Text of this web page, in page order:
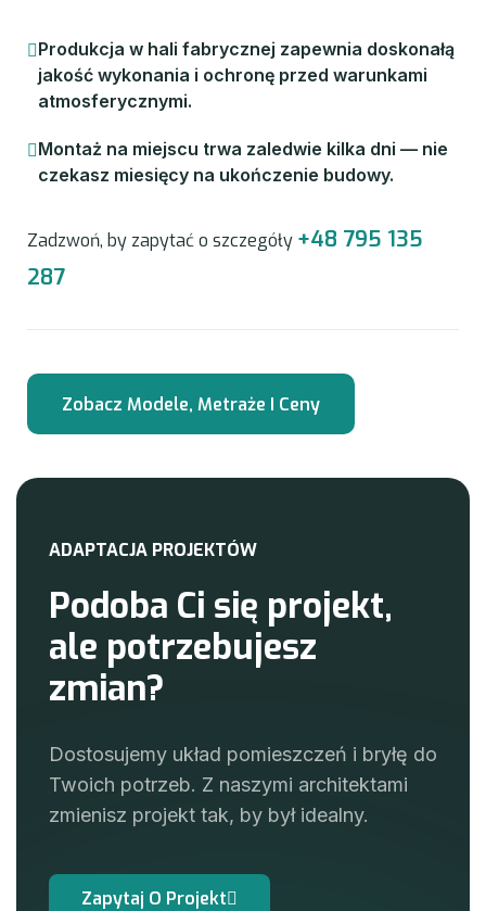
Produkcja w hali fabrycznej zapewnia doskonałą
jakość wykonania i ochronę przed warunkami
atmosferycznymi.
Montaż na miejscu trwa zaledwie kilka dni — nie
czekasz miesięcy na ukończenie budowy.
Zadzwoń, by zapytać o szczegóły +48 795 135
287
ADAPTACJA PROJEKTÓW
Podoba Ci się projekt,
ale potrzebujesz
zmian?
Dostosujemy układ pomieszczeń i bryłę do
Twoich potrzeb. Z naszymi architektami
zmienisz projekt tak, by był idealny.